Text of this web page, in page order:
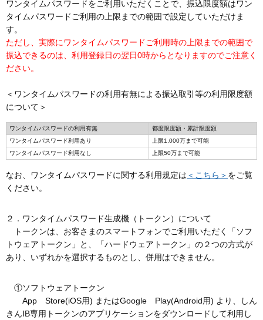
ワンタイムパスワードをご利用いただくことで、振込限度額はワン
タイムパスワードご利用の上限までの範囲で設定していただけま
す。
ただし、実際にワンタイムパスワードご利用時の上限までの範囲で
振込できるのは、利用登録日の翌日0時からとなりますのでご注意く
ださい。
＜ワンタイムパスワードの利用有無による振込取引等の利用限度額
について＞
ワンタイムパスワードの利用有無
都度限度額・累計限度額
ワンタイムパスワード利用あり
上限1,000万まで可能
ワンタイムパスワード利用なし
上限50万まで可能
なお、ワンタイムパスワードに関する利用規定は ＜こちら＞ をご覧
ください。
２．ワンタイムパスワード生成機（トークン）について
トークンは、お客さまのスマートフォンでご利用いただく「ソフ
トウェアトークン」と、「ハードウェアトークン」の２つの方式が
あり、いずれかを選択するものとし、併用はできません。
①ソフトウェアトークン
App Store(iOS用) またはGoogle Play(Android用) より、しん
きんIB専用トークンのアプリケーションをダウンロードして利用し